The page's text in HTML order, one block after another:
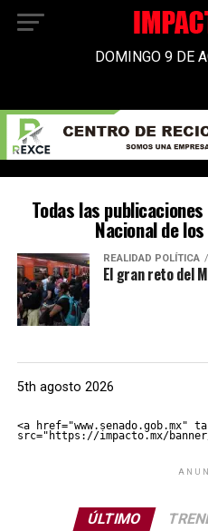
DOMINGO 9 DE
Todas las
Nacional de
REALIDAD POLÍTICA
El gran reto del
5th agosto 2026
<a href="www.senado.gob.mx"
src="https://impacto.mx/
ÚLTIMO